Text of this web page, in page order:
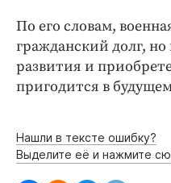
По его словам,
гражданский долг,
развития и
пригодится в
Нашли в тексте ошибку?
Выделите её и нажмите